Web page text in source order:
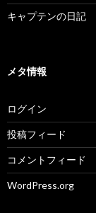
キャプテンの日記
メタ情報
ログイン
投稿フィード
コメントフィード
WordPress.org